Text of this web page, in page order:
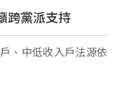
跨黨派支持
、中低收入戶法源依